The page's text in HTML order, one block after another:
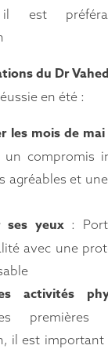
il est
du Dr
en été :
les mois de
compromis
agréables et
ses yeux:
avec une
activités
premières
il est